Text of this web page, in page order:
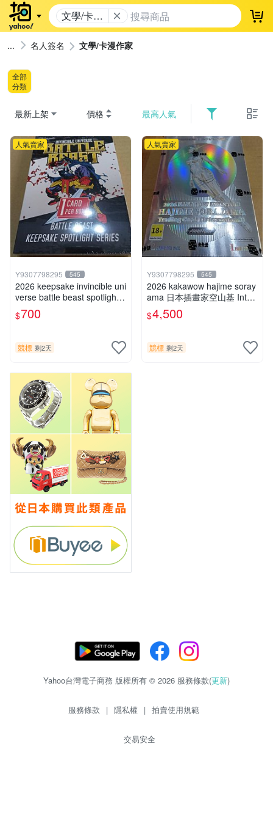
文學/卡漫
作家
登
名人簽名 文學/卡漫作家
全部
分類
最新上架 價格 最高人氣
人氣賣家
Y9307798295 545
2026 keepsake invincible uni
verse battle beast spotlight
戰鬥野獸簽名盒卡
$700
競標 剩2天
人氣賣家
Y9307798295 545
2026 kakawow hajime soray
ama 日本插畫家空山基 Inter
national國際版官方收藏簽名
盒卡
$4,500
競標 剩2天
Yahoo台灣電子商務 版權所有 © 2026 服務條款(更新)
服務條款 | 隱私權 | 拍賣使用規範
交易安全